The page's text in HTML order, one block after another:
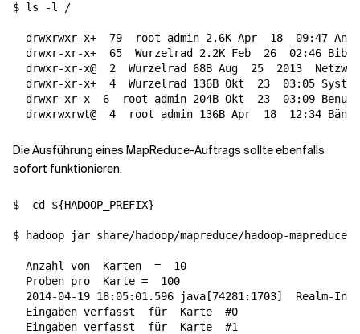
$ ls -l /
  drwxrwxr-x+
79
  root admin 2.6K Apr
18
09:47
  drwxr-xr-x+
65
  Wurzelrad 2.2K Feb
26
02:46
  drwxr-xr-x@
2
  Wurzelrad 68B Aug
25 2013
  drwxr-xr-x+
4
  Wurzelrad 136B Okt
23
  03:05 System
  drwxr-xr-x
6
  root admin 204B Okt
23
03:09
  drwxrwxrwt@
4
  root admin 136B Apr
18
Die Ausführung eines MapReduce-Auftrags sollte ebenfalls
sofort funktionieren.
$ cd ${HADOOP_PREFIX}
$ hadoop jar share/hadoop/mapreduce/hadoop-
  Anzahl von
Karten =
  10
  Proben pro
Karte =
  100
  2014-04-19 18:05:01.596 java
[74281:1703]
Realm-
  Eingaben verfasst
für
  Karte
#0
  Eingaben verfasst
für
  Karte
#1